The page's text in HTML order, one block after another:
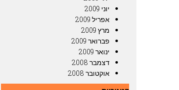
יוני 2009
אפריל 2009
מרץ 2009
פברואר 2009
ינואר 2009
דצמבר 2008
אוקטובר 2008